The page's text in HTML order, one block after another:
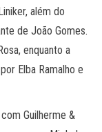
além do
de João Gomes.
enquanto a
Elba Ramalho e
Guilherme &